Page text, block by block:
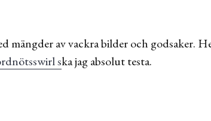
mängder av vackra bilder och godsaker.
ska jag absolut testa.